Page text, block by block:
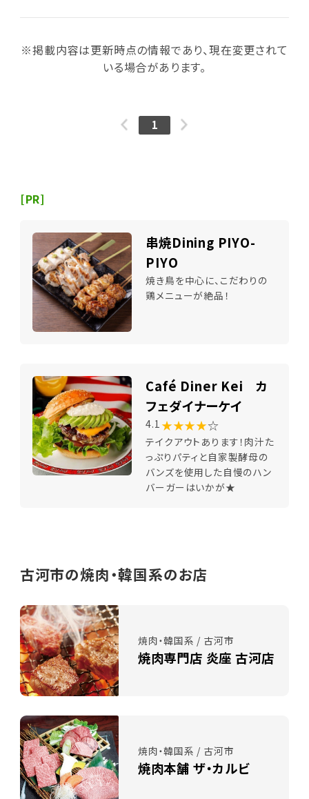
※掲載内容は更新時点の情報であり、現在変更されて
いる場合があります。
1
[PR]
串焼Dining PIYO-
PIYO
焼き鳥を中心に、こだわりの
鶏メニューが絶品！
Café Diner Kei カ
フェダイナーケイ
4.1 ★★★★☆
テイクアウトあります！肉汁た
っぷりパティと自家製酵母の
バンズを使用した自慢のハン
バーガーはいかが★
古河市の焼肉・韓国系のお店
焼肉・韓国系 / 古河市
焼肉専門店 炎座 古河店
焼肉・韓国系 / 古河市
焼肉本舗 ザ・カルビ